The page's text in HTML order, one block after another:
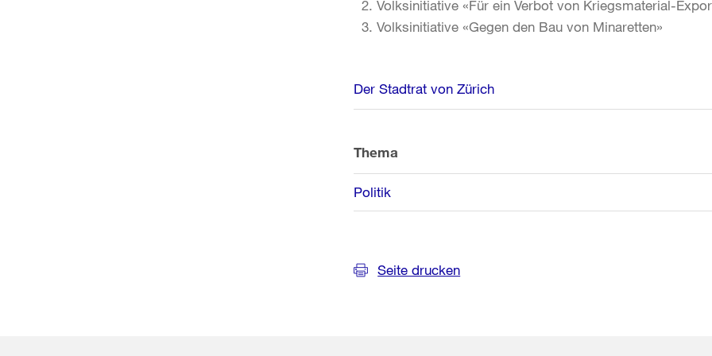
Volksinitiative «Für ein Verbot von Kriegsmaterial-
Volksinitiative «Gegen den Bau von Minaretten»
Weitere
Informationen
Der Stadtrat von Zürich
Thema
Politik
Seite drucken